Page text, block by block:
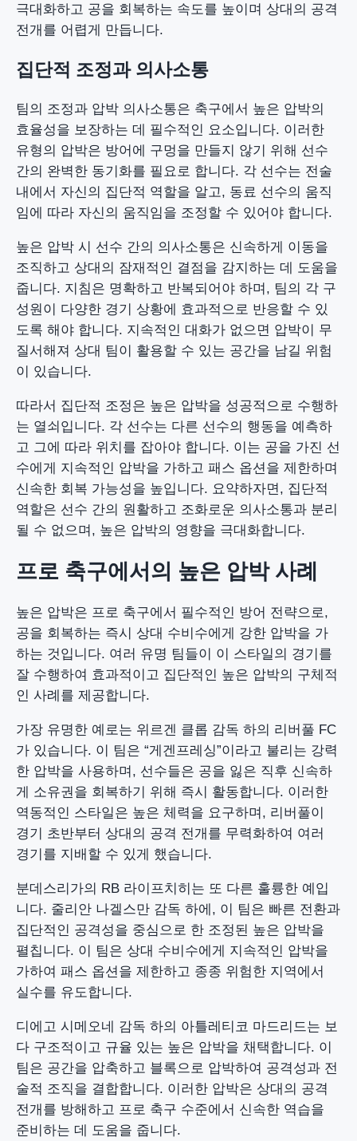
극대화하고 공을 회복하는 속도를 높이며 상대의 공격
전개를 어렵게 만듭니다.
집단적 조정과 의사소통
팀의 조정과 압박 의사소통은 축구에서 높은 압박의
효율성을 보장하는 데 필수적인 요소입니다. 이러한
유형의 압박은 방어에 구멍을 만들지 않기 위해 선수
간의 완벽한 동기화를 필요로 합니다. 각 선수는 전술
내에서 자신의 집단적 역할을 알고, 동료 선수의 움직
임에 따라 자신의 움직임을 조정할 수 있어야 합니다.
높은 압박 시 선수 간의 의사소통은 신속하게 이동을
조직하고 상대의 잠재적인 결점을 감지하는 데 도움을
줍니다. 지침은 명확하고 반복되어야 하며, 팀의 각 구
성원이 다양한 경기 상황에 효과적으로 반응할 수 있
도록 해야 합니다. 지속적인 대화가 없으면 압박이 무
질서해져 상대 팀이 활용할 수 있는 공간을 남길 위험
이 있습니다.
따라서 집단적 조정은 높은 압박을 성공적으로 수행하
는 열쇠입니다. 각 선수는 다른 선수의 행동을 예측하
고 그에 따라 위치를 잡아야 합니다. 이는 공을 가진 선
수에게 지속적인 압박을 가하고 패스 옵션을 제한하며
신속한 회복 가능성을 높입니다. 요약하자면, 집단적
역할은 선수 간의 원활하고 조화로운 의사소통과 분리
될 수 없으며, 높은 압박의 영향을 극대화합니다.
프로 축구에서의 높은 압박 사례
높은 압박은 프로 축구에서 필수적인 방어 전략으로,
공을 회복하는 즉시 상대 수비수에게 강한 압박을 가
하는 것입니다. 여러 유명 팀들이 이 스타일의 경기를
잘 수행하여 효과적이고 집단적인 높은 압박의 구체적
인 사례를 제공합니다.
가장 유명한 예로는 위르겐 클롭 감독 하의 리버풀 FC
가 있습니다. 이 팀은 “게겐프레싱”이라고 불리는 강력
한 압박을 사용하며, 선수들은 공을 잃은 직후 신속하
게 소유권을 회복하기 위해 즉시 활동합니다. 이러한
역동적인 스타일은 높은 체력을 요구하며, 리버풀이
경기 초반부터 상대의 공격 전개를 무력화하여 여러
경기를 지배할 수 있게 했습니다.
분데스리가의 RB 라이프치히는 또 다른 훌륭한 예입
니다. 줄리안 나겔스만 감독 하에, 이 팀은 빠른 전환과
집단적인 공격성을 중심으로 한 조정된 높은 압박을
펼칩니다. 이 팀은 상대 수비수에게 지속적인 압박을
가하여 패스 옵션을 제한하고 종종 위험한 지역에서
실수를 유도합니다.
디에고 시메오네 감독 하의 아틀레티코 마드리드는 보
다 구조적이고 규율 있는 높은 압박을 채택합니다. 이
팀은 공간을 압축하고 블록으로 압박하여 공격성과 전
술적 조직을 결합합니다. 이러한 압박은 상대의 공격
전개를 방해하고 프로 축구 수준에서 신속한 역습을
준비하는 데 도움을 줍니다.